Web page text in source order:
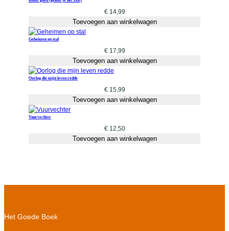
€14,99
Toevoegen aan winkelwagen
Geheimen op stal
€17,99
Toevoegen aan winkelwagen
Oorlog die mijn leven redde
€15,99
Toevoegen aan winkelwagen
Vuurvechter
€12,50
Toevoegen aan winkelwagen
Het Goede Boek